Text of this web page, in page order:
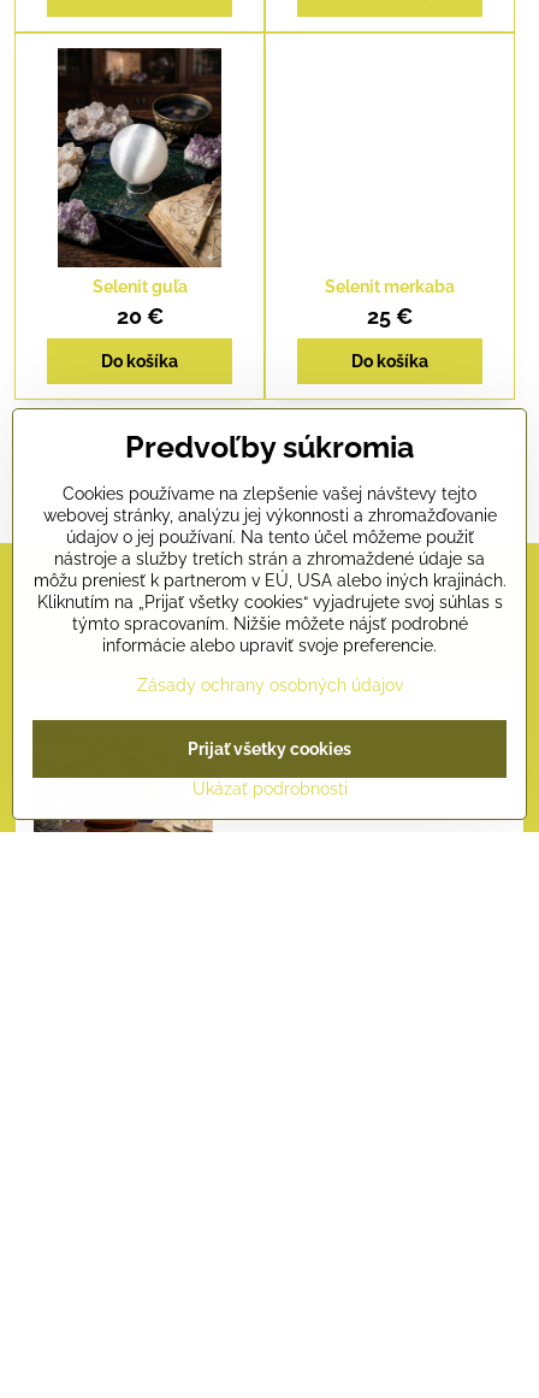
Selenit guľa
20 €
Do košíka
Selenit merkaba
25 €
Do košíka
Nie sú žiadne ďalšie produkty.
1 2
Akáša ezoterika
VÝPREDAJ
Predvoľby súkromia
Cookies používame na zlepšenie vašej návštevy tejto
webovej stránky, analýzu jej výkonnosti a zhromažďovanie
údajov o jej používaní. Na tento účel môžeme použiť
nástroje a služby tretích strán a zhromaždené údaje sa
môžu preniesť k partnerom v EÚ, USA alebo iných krajinách.
Kliknutím na „Prijať všetky cookies“ vyjadrujete svoj súhlas s
týmto spracovaním. Nižšie môžete nájsť podrobné
informácie alebo upraviť svoje preferencie.
Zásady ochrany osobných údajov
Ukázať podrobnosti
Prijať všetky cookies